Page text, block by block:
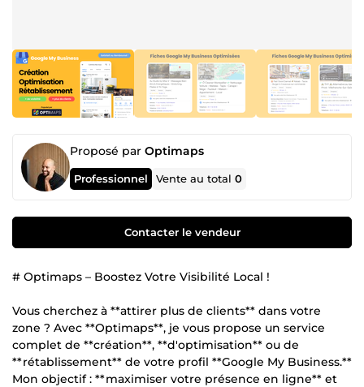
Proposé par Optimaps
Professionnel Vente au total0
Contacter le vendeur
# Optimaps – Boostez Votre Visibilité Local !
Vous cherchez à **attirer plus de clients** dans votre
zone ? Avec **Optimaps**, je vous propose un service
complet de **création**, **d'optimisation** ou de
**rétablissement** de votre profil **Google My Business.**
Mon objectif : **maximiser votre présence en ligne** et